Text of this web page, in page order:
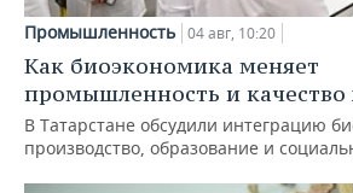
Промышленность 04 авг, 10:20
Как биоэкономика меняет
промышленность и
В Татарстане обсудили интеграцию
производство, образование и